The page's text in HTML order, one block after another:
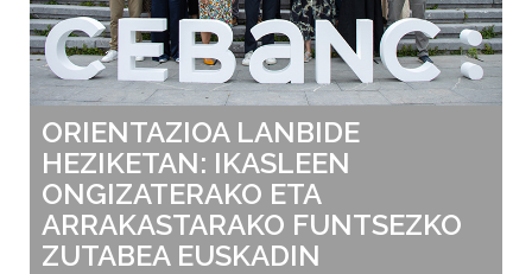
ORIENTAZIOA LANBIDE
HEZIKETAN: IKASLEEN
ONGIZATERAKO ETA
ARRAKASTARAKO FUNTSEZKO
ZUTABEA EUSKADIN